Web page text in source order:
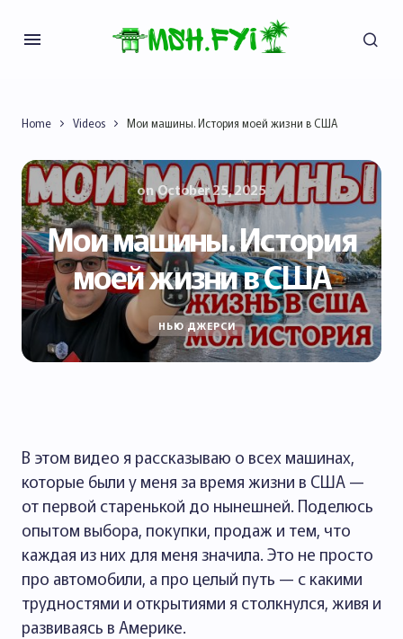
Home Videos Мои машины. История моей жизни в США
on October 25, 2025
Мои машины. История
моей жизни в США
НЬЮ ДЖЕРСИ
В этом видео я рассказываю о всех машинах,
которые были у меня за время жизни в США —
от первой старенькой до нынешней. Поделюсь
опытом выбора, покупки, продаж и тем, что
каждая из них для меня значила. Это не просто
про автомобили, а про целый путь — с какими
трудностями и открытиями я столкнулся, живя и
развиваясь в Америке.